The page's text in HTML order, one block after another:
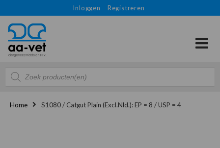
Inloggen Registreren
Producten
zoeken
Home S1080 / Catgut Plain (Excl.Nld.): EP = 8 / USP = 4